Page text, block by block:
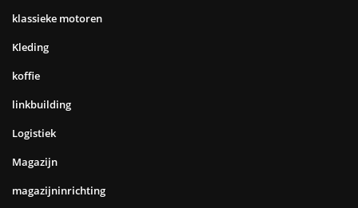
klassieke motoren
Kleding
koffie
linkbuilding
Logistiek
Magazijn
magazijninrichting